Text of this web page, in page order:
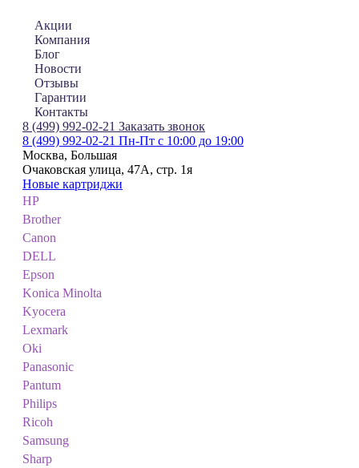
Акции
Компания
Блог
Новости
Отзывы
Гарантии
Контакты
8 (499) 992-02-21 Заказать звонок
8 (499) 992-02-21 Пн-Пт с 10:00 до 19:00
Москва, Большая
Очаковская улица, 47А, стр. 1я
Новые картриджи
HP
Brother
Canon
DELL
Epson
Konica Minolta
Kyocera
Lexmark
Oki
Panasonic
Pantum
Philips
Ricoh
Samsung
Sharp